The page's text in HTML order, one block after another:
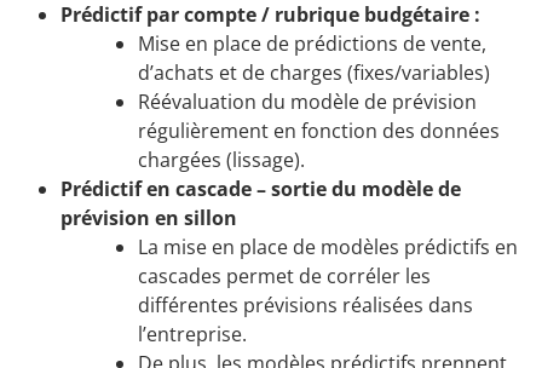
Prédictif par compte / rubrique budgétaire :
Mise en place de prédictions de vente,
d’achats et de charges (fixes/variables)
Réévaluation du modèle de prévision
régulièrement en fonction des données
chargées (lissage).
Prédictif en cascade – sortie du modèle de
prévision en sillon
La mise en place de modèles prédictifs en
cascades permet de corréler les
différentes prévisions réalisées dans
l’entreprise.